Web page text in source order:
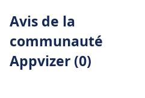
Avis de la
communauté
Appvizer (0)